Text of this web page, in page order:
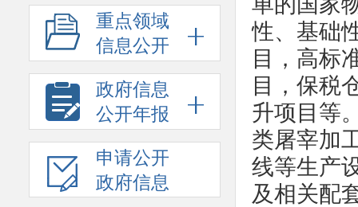
重点领域
信息公开
政府信息
公开年报
申请公开
政府信息
性、基础
目，高标
目，保税
升项目等
类屠宰加
线等生产
及相关配